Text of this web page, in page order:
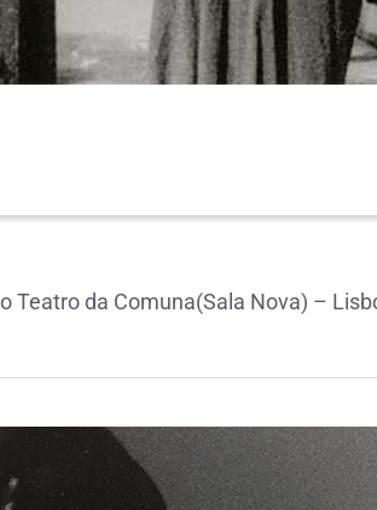
Teatro da Comuna(Sala Nova) –